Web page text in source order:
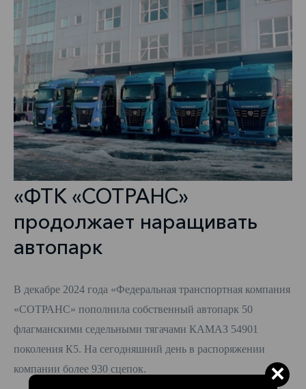
«ФТК «СОТРАНС»
продолжает наращивать
автопарк
В декабре 2024 года «Федеральная транспортная компания
«СОТРАНС» пополнила собственный автопарк 50
флагманскими седельными тягачами КАМАЗ 54901
поколения К5. На сегодняшний день в распоряжении
компании более 930 сцепок.
×